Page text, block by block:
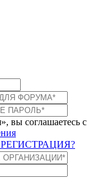
вы соглашаетесь с